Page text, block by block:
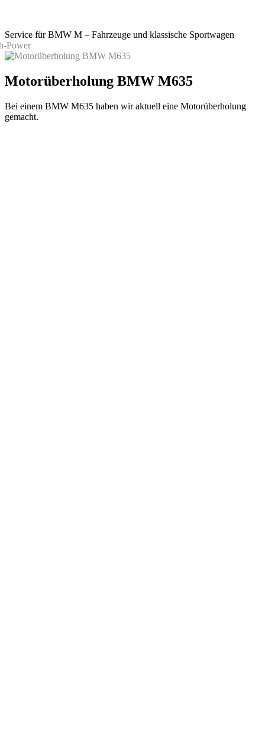
Service für BMW M – Fahrzeuge und klassische Sportwagen
Motorüberholung BMW M635
Bei einem BMW M635 haben wir aktuell eine Motorüberholung
gemacht.